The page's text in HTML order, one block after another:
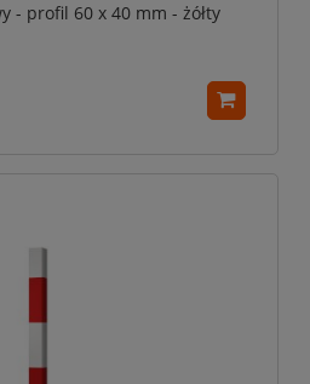
- profil 60 x 40 mm - żółty